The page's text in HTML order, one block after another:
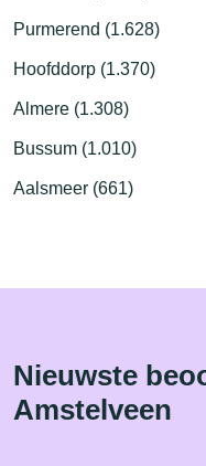
Purmerend (1.628)
Hoofddorp (1.370)
Almere (1.308)
Bussum (1.010)
Aalsmeer (661)
Nieuwste
Amstelveen